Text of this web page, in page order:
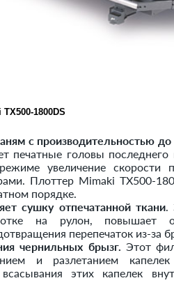
1800DS
с производительностью
печатные головы
увеличение скорости
Плоттер Mimaki TX500-
порядке.
сушку отпечатанной ткани.
на рулон, повышает
перепечаток из-за
чернильных брызг. Этот
и разлетанием капелек
этих капелек